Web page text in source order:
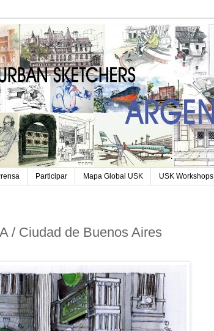
Participar Mapa Global USK USK Workshops
/ Ciudad de Buenos Aires